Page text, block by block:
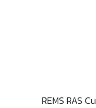
REMS RAS